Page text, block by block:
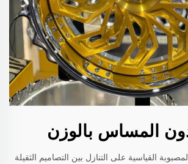
المساس بالوزن
القياسية على التنازل بين التصاميم الثقيلة